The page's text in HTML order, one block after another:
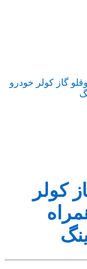
گاز کولر خودرو
کولر